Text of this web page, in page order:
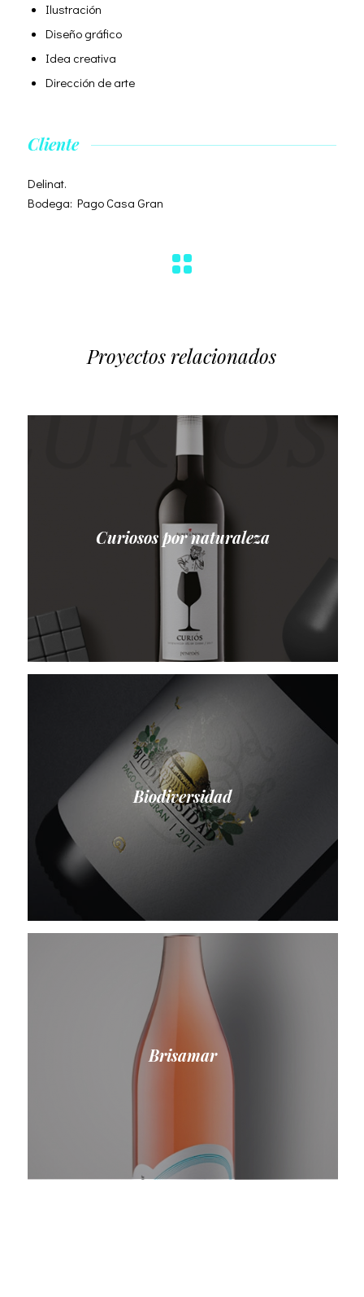
Ilustración
Diseño gráfico
Idea creativa
Dirección de arte
Cliente
Delinat.
Bodega: Pago Casa Gran
Proyectos relacionados
Curiosos por naturaleza
Biodiversidad
Brisamar